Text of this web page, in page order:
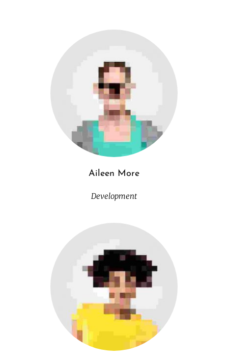
Aileen More
Development